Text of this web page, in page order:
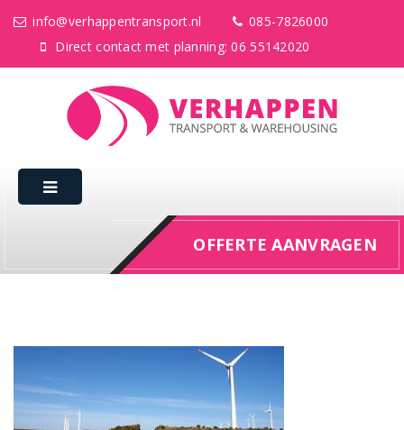
info@verhappentransport.nl
085-7826000
Direct contact met planning: 06 55142020
OFFERTE AANVRAGEN